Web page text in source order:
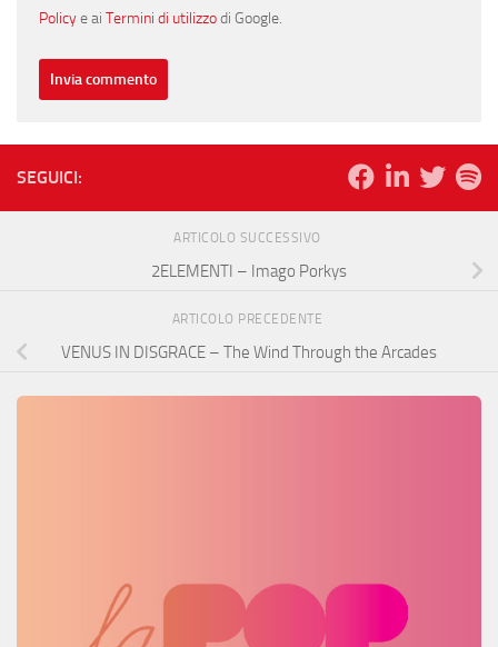
Policye ai Termini di utilizzodi Google.
SEGUICI:
ARTICOLO SUCCESSIVO
2ELEMENTI – Imago Porkys
ARTICOLO PRECEDENTE
VENUS IN DISGRACE – The Wind Through the Arcades